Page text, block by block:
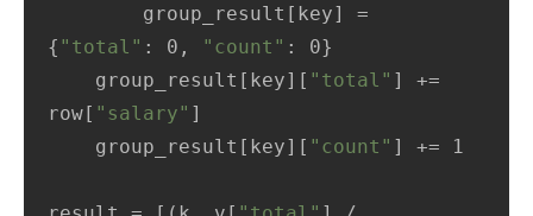
{ "total" : 0, "count" : 0}
    group_result[key][
"total" ] +=
row[ "salary" ]
    group_result[key][
"count" ] += 1